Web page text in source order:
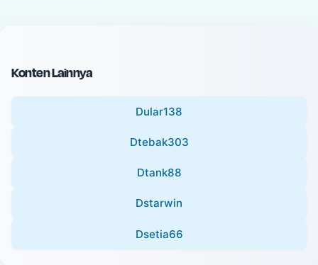
c
e
Konten Lainnya
Dular138
Dtebak303
Dtank88
Dstarwin
Dsetia66